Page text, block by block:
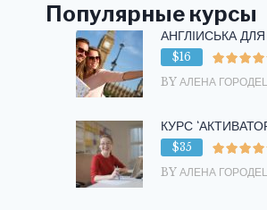
Популярные курсы
АНГЛІЙСЬКА
$16
BY АЛЕНА
КУРС
$35
BY АЛЕНА